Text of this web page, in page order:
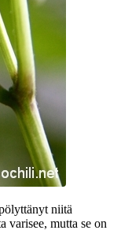
niitä
varisee, mutta se on